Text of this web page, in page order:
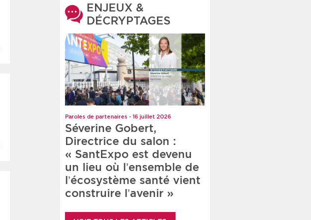
ENJEUX &
DÉCRYPTAGES
Paroles de partenaires - 16 juillet 2026
Séverine Gobert,
Directrice du salon :
« SantExpo est devenu
un lieu où l’ensemble de
l’écosystème santé vient
construire l’avenir »